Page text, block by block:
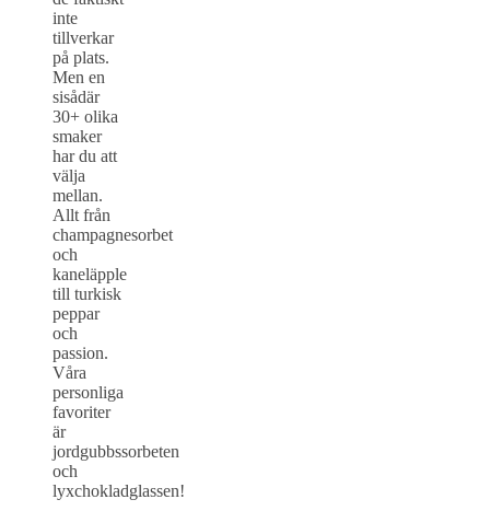
inte
tillverkar
på plats.
Men en
sisådär
30+ olika
smaker
har du att
välja
mellan.
Allt från
champagnesorbet
och
kaneläpple
till turkisk
peppar
och
passion.
Våra
personliga
favoriter
är
jordgubbssorbeten
och
lyxchokladglassen!